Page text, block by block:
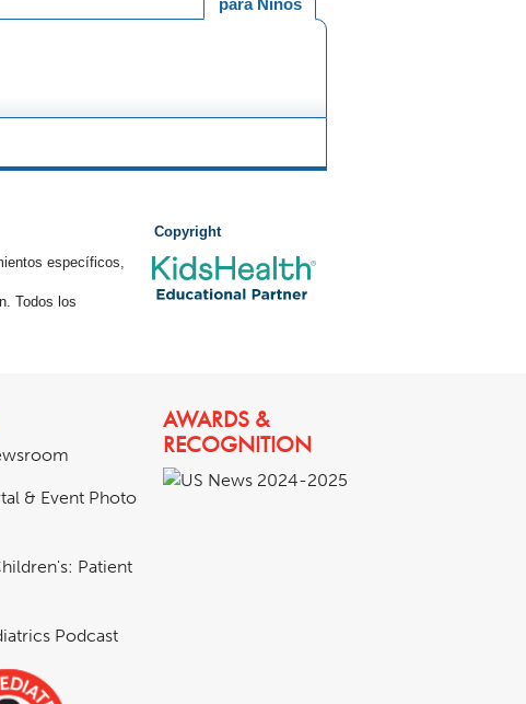
para Niños
Copyright
específicos,
Todos los
& Event Photo
Patient
Podcast
AWARDS &
RECOGNITION